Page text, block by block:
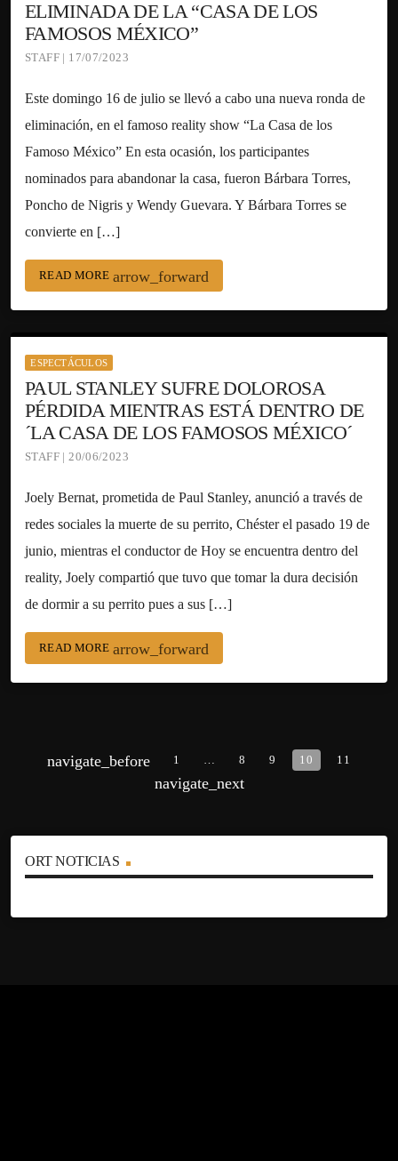
ELIMINADA DE LA “CASA DE LOS
FAMOSOS MÉXICO”
STAFF | 17/07/2023
Este domingo 16 de julio se llevó a cabo una nueva ronda de
eliminación, en el famoso reality show “La Casa de los
Famoso México” En esta ocasión, los participantes
nominados para abandonar la casa, fueron Bárbara Torres,
Poncho de Nigris y Wendy Guevara. Y Bárbara Torres se
convierte en […]
READ MORE arrow_forward
ESPECTÁCULOS
PAUL STANLEY SUFRE DOLOROSA
PÉRDIDA MIENTRAS ESTÁ DENTRO DE
´LA CASA DE LOS FAMOSOS MÉXICO´
STAFF | 20/06/2023
Joely Bernat, prometida de Paul Stanley, anunció a través de
redes sociales la muerte de su perrito, Chéster el pasado 19 de
junio, mientras el conductor de Hoy se encuentra dentro del
reality, Joely compartió que tuvo que tomar la dura decisión
de dormir a su perrito pues a sus […]
READ MORE arrow_forward
navigate_before 1 … 8 9 10 11
navigate_next
ORT NOTICIAS